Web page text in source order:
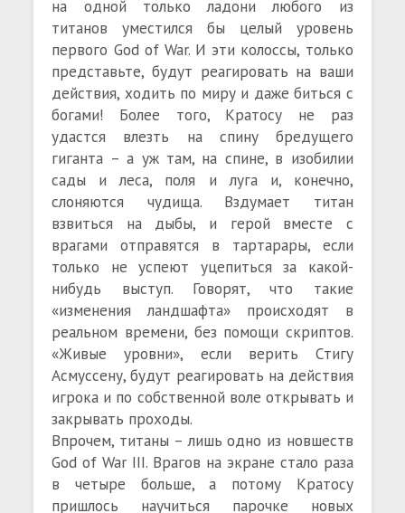
на одной только ладони любого из
титанов уместился бы целый уровень
первого God of War. И эти колоссы, только
представьте, будут реагировать на ваши
действия, ходить по миру и даже биться с
богами! Более того, Кратосу не раз
удастся влезть на спину бредущего
гиганта – а уж там, на спине, в изобилии
сады и леса, поля и луга и, конечно,
слоняются чудища. Вздумает титан
взвиться на дыбы, и герой вместе с
врагами отправятся в тартарары, если
только не успеют уцепиться за какой-
нибудь выступ. Говорят, что такие
«изменения ландшафта» происходят в
реальном времени, без помощи скриптов.
«Живые уровни», если верить Стигу
Асмуссену, будут реагировать на действия
игрока и по собственной воле открывать и
закрывать проходы.
Впрочем, титаны – лишь одно из новшеств
God of War III. Врагов на экране стало раза
в четыре больше, а потому Кратосу
пришлось научиться парочке новых